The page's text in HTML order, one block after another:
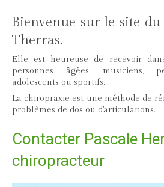
Bienvenue sur le site
Therras.
Elle est heureuse de recevoir
personnes âgées, musiciens,
adolescents ou sportifs.
La chiropraxie est une méthode de
problèmes de dos ou d'articulations.
Contacter Pascale
chiropracteur